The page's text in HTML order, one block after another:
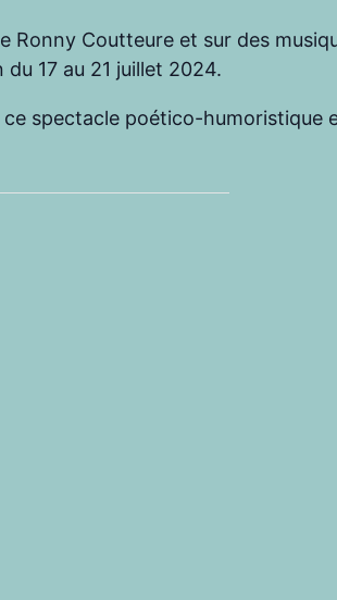
Ronny Coutteure et sur des
17 au 21 juillet 2024.
spectacle poético-humoristique